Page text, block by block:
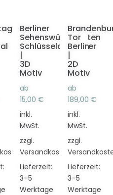
Berliner
Sehenswürdigkeiten
Schlüsselanhänger
|
3D
Motiv
ab
15,00 €
inkl.
MwSt.
zzgl.
Versandkosten
Lieferzeit:
3–5
Werktage
Tor
Berlin
|
2D
Motiv
ab
189,00 €
inkl.
MwSt.
zzgl.
Lieferzeit:
3–5
Werktage